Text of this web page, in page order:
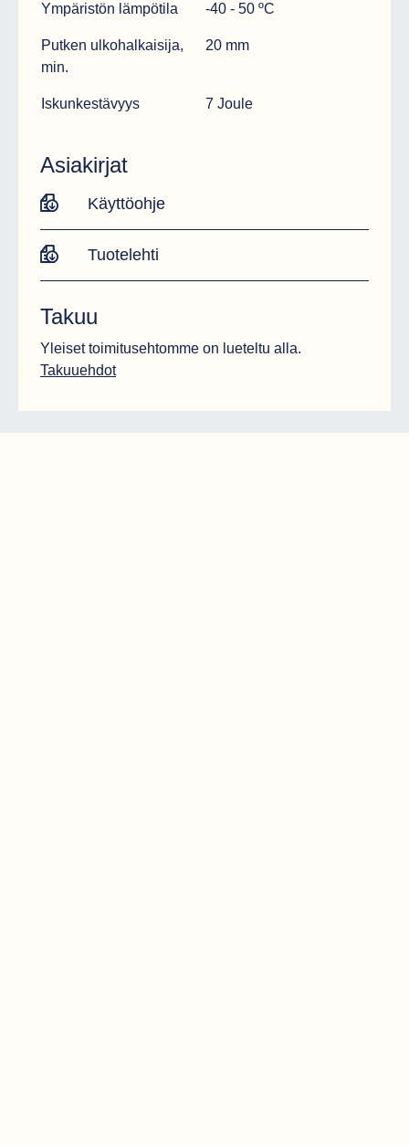
Ympäristön lämpötila -40 - 50 ºC
Putken ulkohalkaisija,
min.
20 mm
Iskunkestävyys 7 Joule
Asiakirjat
Käyttöohje
Tuotelehti
Takuu
Yleiset toimitusehtomme on lueteltu alla.
Takuuehdot